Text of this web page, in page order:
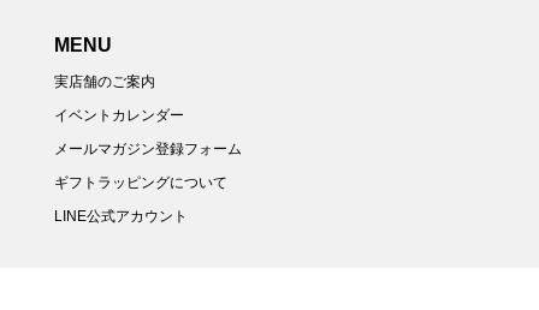
MENU
実店舗のご案内
イベントカレンダー
メールマガジン登録フォーム
ギフトラッピングについて
LINE公式アカウント